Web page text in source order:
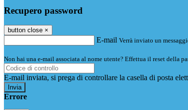
Recupero password
button close ×
E-mail Verrà inviato un
Non hai una e-mail associata al nome utente? Effettua il reset della
E-mail inviata, si prega di controllare la casella di posta
Errore